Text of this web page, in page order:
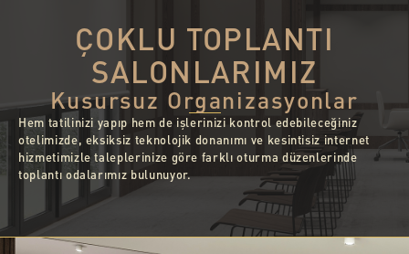
ÇOKLU TOPLANTI
SALONLARIMIZ
Kusursuz Organizasyonlar
Hem tatilinizi yapıp hem de işlerinizi kontrol edebileceğiniz
otelimizde, eksiksiz teknolojik donanımı ve kesintisiz internet
hizmetimizle taleplerinize göre farklı oturma düzenlerinde
toplantı odalarımız bulunuyor.